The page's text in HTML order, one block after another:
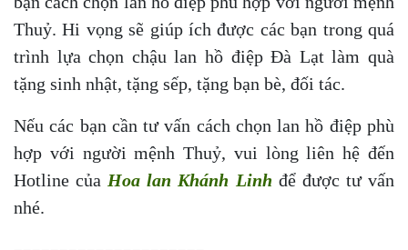
Thuỷ. Hi vọng sẽ giúp ích được các bạn trong quá
trình lựa chọn chậu lan hồ điệp Đà Lạt làm quà
tặng sinh nhật, tặng sếp, tặng bạn bè, đối tác.
Nếu các bạn cần tư vấn cách chọn lan hồ điệp phù
hợp với người mệnh Thuỷ, vui lòng liên hệ đến
Hotline của Hoa lan Khánh Linh để được tư vấn
nhé.